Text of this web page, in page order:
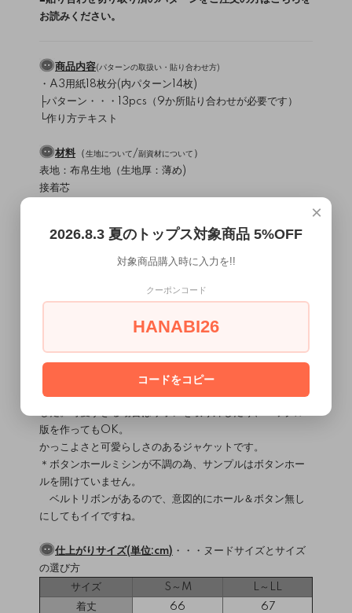
お読みください。
商品内容(パターンの取扱い・貼り合わせ方)
・A3用紙18枚分(内パターン14枚)
├パターン・・・13pcs（9か所貼り合わせが必要です）
└作り方テキスト
材料 （生地について/副資材について ）
表地：布帛生地（生地厚：薄め)
接着芯
使用ミシン・縫製レベル （ ミシンについて）
縫製難易度・・・★★★★☆
裏地無し、テーラードカラー、フラップ付きアウトポケッ
ゴムを通したキャンディスリーブにリボンベルトを巻きま
版を作ってもOK。
かっこよさと可愛らしさのあるジャケットです。
＊ボタンホールミシンが不調の為、サンプルはボタンホー
ルを開けていません。
ベルトリボンがあるので、意図的にホール＆ボタン無し
にしてもイイですね。
仕上がりサイズ(単位:cm) ・・・ ヌードサイズとサイズ
の選び方
サイズ
S～M
L～LL
着丈
66
67
×
2026.8.3 夏のトップス対象商品 5%OFF
対象商品購入時に入力を!!
クーポンコード
HANABI26
コードをコピー